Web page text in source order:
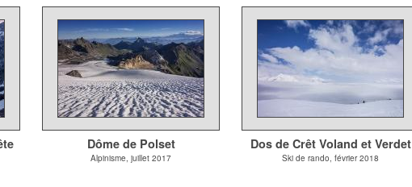
Dôme de Polset
Alpinisme, juillet 2017
Dos de Crêt Voland et Verdet
Ski de rando, février 2018